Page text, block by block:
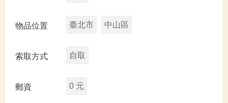
物品位置 臺北市 中山區
索取方式 自取
郵資 0 元